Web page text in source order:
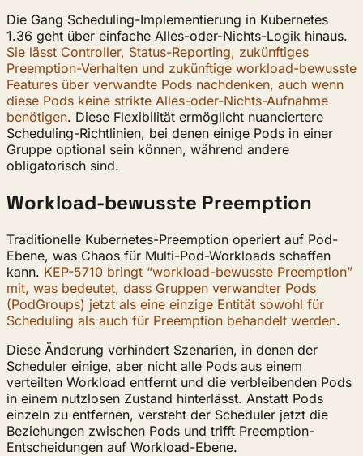
Die Gang Scheduling-Implementierung in Kubernetes
1.36 geht über einfache Alles-oder-Nichts-Logik hinaus.
Sie lässt Controller, Status-Reporting, zukünftiges
Preemption-Verhalten und zukünftige workload-bewusste
Features über verwandte Pods nachdenken, auch wenn
diese Pods keine strikte Alles-oder-Nichts-Aufnahme
benötigen. Diese Flexibilität ermöglicht nuanciertere
Scheduling-Richtlinien, bei denen einige Pods in einer
Gruppe optional sein können, während andere
obligatorisch sind.
Workload-bewusste Preemption
Traditionelle Kubernetes-Preemption operiert auf Pod-
Ebene, was Chaos für Multi-Pod-Workloads schaffen
kann. KEP-5710 bringt “workload-bewusste Preemption”
mit, was bedeutet, dass Gruppen verwandter Pods
(PodGroups) jetzt als eine einzige Entität sowohl für
Scheduling als auch für Preemption behandelt werden.
Diese Änderung verhindert Szenarien, in denen der
Scheduler einige, aber nicht alle Pods aus einem
verteilten Workload entfernt und die verbleibenden Pods
in einem nutzlosen Zustand hinterlässt. Anstatt Pods
einzeln zu entfernen, versteht der Scheduler jetzt die
Beziehungen zwischen Pods und trifft Preemption-
Entscheidungen auf Workload-Ebene.